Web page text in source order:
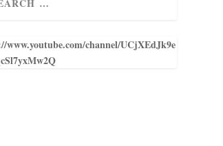
www.youtube.com/channel/UCjXEdJk9e